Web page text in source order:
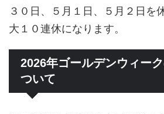
３０日、５月１日、５月２日を
大１０連休になります。
2026年ゴールデンウィー
ついて